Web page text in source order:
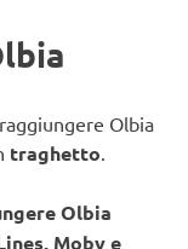
Olbia
traghetto.
Olbia
Moby e